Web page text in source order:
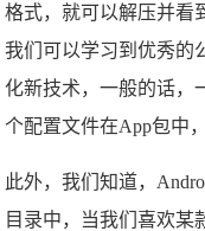
格式，就可以解压并看
我们可以学习到优秀的
化新技术，一般的话，
个配置文件在App包中
此外，我们知道，
目录中，当我们喜欢某